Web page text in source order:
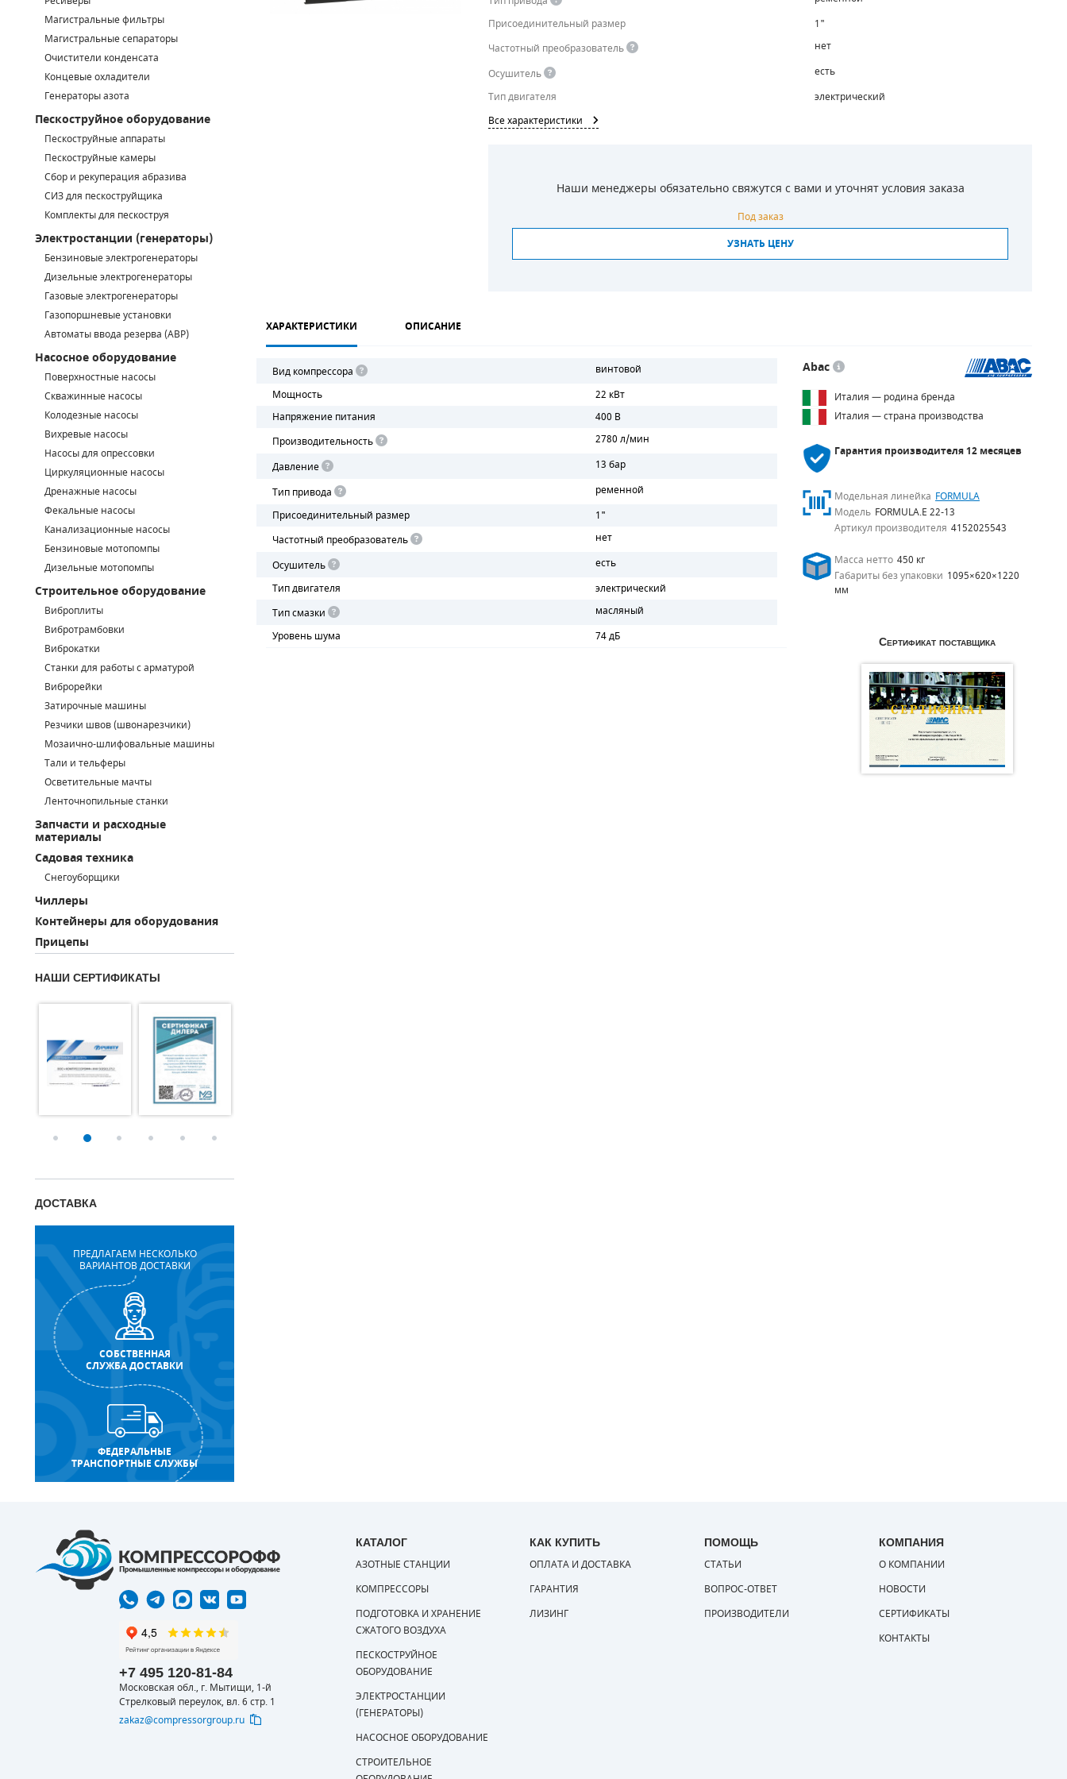
Магистральные фильтры
Магистральные сепараторы
Очистители конденсата
Концевые охладители
Генераторы азота
Пескоструйное оборудование
Пескоструйные аппараты
Пескоструйные камеры
Сбор и рекуперация абразива
СИЗ для пескоструйщика
Комплекты для пескоструя
Электростанции (генераторы)
Бензиновые электрогенераторы
Дизельные электрогенераторы
Газовые электрогенераторы
Газопоршневые установки
Автоматы ввода резерва (АВР)
Насосное оборудование
Поверхностные насосы
Скважинные насосы
Колодезные насосы
Вихревые насосы
Насосы для опрессовки
Циркуляционные насосы
Дренажные насосы
Фекальные насосы
Канализационные насосы
Бензиновые мотопомпы
Дизельные мотопомпы
Строительное оборудование
Виброплиты
Вибротрамбовки
Виброкатки
Станки для работы с арматурой
Виброрейки
Затирочные машины
Резчики швов (швонарезчики)
Мозаично-шлифовальные машины
Тали и тельферы
Осветительные мачты
Ленточнопильные станки
Запчасти и расходные
материалы
Садовая техника
Снегоуборщики
Чиллеры
Контейнеры для оборудования
Прицепы
НАШИ СЕРТИФИКАТЫ
ДОСТАВКА
ПРЕДЛАГАЕМ НЕСКОЛЬКО
ВАРИАНТОВ ДОСТАВКИ
СОБСТВЕННАЯ
СЛУЖБА ДОСТАВКИ
ФЕДЕРАЛЬНЫЕ
ТРАНСПОРТНЫЕ СЛУЖБЫ
Присоединительный размер
1"
Частотный преобразователь
нет
Осушитель
есть
Тип двигателя
электрический
Все характеристики
Наши менеджеры обязательно свяжутся с вами и уточнят условия заказа
Под заказ
УЗНАТЬ ЦЕНУ
ХАРАКТЕРИСТИКИ ОПИСАНИЕ
Вид компрессора
винтовой
Мощность
22 кВт
Напряжение питания
400 В
Производительность
2780 л/мин
Давление
13 бар
Тип привода
ременной
Присоединительный размер
1"
Частотный преобразователь
нет
Осушитель
есть
Тип двигателя
электрический
Тип смазки
масляный
Уровень шума
74 дБ
Abac
Италия — родина бренда
Италия — страна производства
Гарантия производителя12 месяцев
Модельная линейка FORMULA
Модель FORMULA.E 22-13
Артикул производителя 4152025543
Масса нетто 450 кг
Габариты без упаковки 1095×620×1220
мм
Сертификат поставщика
+7 495 120-81-84
Московская обл., г. Мытищи, 1-й
Стрелковый переулок, вл. 6 стр. 1
zakaz@compressorgroup.ru
КАТАЛОГ
АЗОТНЫЕ СТАНЦИИ
КОМПРЕССОРЫ
ПОДГОТОВКА И ХРАНЕНИЕ
СЖАТОГО ВОЗДУХА
ПЕСКОСТРУЙНОЕ
ОБОРУДОВАНИЕ
ЭЛЕКТРОСТАНЦИИ
(ГЕНЕРАТОРЫ)
НАСОСНОЕ ОБОРУДОВАНИЕ
СТРОИТЕЛЬНОЕ
КАК КУПИТЬ
ОПЛАТА И ДОСТАВКА
ГАРАНТИЯ
ЛИЗИНГ
ПОМОЩЬ
СТАТЬИ
ВОПРОС-ОТВЕТ
ПРОИЗВОДИТЕЛИ
КОМПАНИЯ
О КОМПАНИИ
НОВОСТИ
СЕРТИФИКАТЫ
КОНТАКТЫ
САДОВАЯ ТЕХНИКА
КОНТЕЙНЕРЫ ДЛЯ ОБОРУДОВАНИЯ
КАНАЛИЗАЦИОННЫЕ НАСОСЫ
ДИЗЕЛЬНЫЕ МОТОПОМПЫ
ТАЛИ И ТЕЛЬФЕРЫ
ЛЕНТОЧНОПИЛЬНЫЕ СТАНКИ
КОНТРОЛЛЕРЫ (БЛОКИ УПРАВЛЕНИЯ)
ВПУСКНЫЕ КЛАПАНЫ
ОБРАТНЫЕ КЛАПАНЫ
КЛАПАНЫ МИНИМАЛЬНОГО ДАВЛЕНИЯ
РЕЛЕ ДАВЛЕНИЯ ДЛЯ ДЛЯ КОМПРЕССОРОВ
ДАТЧИКИ
РУКАВА ВЫСОКОГО ДАВЛЕНИЯ (РВД)
ЗАПЧАСТИ ДЛЯ ВИНТОВЫХ КОМПРЕССОРОВ
СМЕННЫЕ ЭЛЕМЕНТЫ МАГИСТРАЛЬНЫХ ФИЛЬТРОВ
ДЛЯ АДСОРБЦИОННЫХ ОСУШИТЕЛЕЙ
ЭЛЕКТРОДВИГАТЕЛИ
БЕНЗИНОВЫЕ ДВИГАТЕЛИ
ДИЗЕЛЬНЫЕ ДВИГАТЕЛИ
ФИЛЬТРЫ ТОПЛИВНЫЕ
МОТОРНОЕ МАСЛО
РАДИАТОРЫ
ПОДШИПНИКИ
ПОРШНЕВЫЕ БЛОКИ
ДЕТАЛИ ПОРШНЕВЫХ КОМПРЕССОРОВ
ДЕТАЛИ СПИРАЛЬНЫХ КОМПРЕССОРОВ
ДЕТАЛИ НАСОСНОЙ ЧАСТИ
ДЕТАЛИ ПОГРУЖНЫХ НАСОСОВ
ШЛАНГИ ДЛЯ МОТОПОМП
ДЛЯ ВАКУУМНЫХ НАСОСОВ